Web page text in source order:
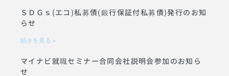
ＳＤＧｓ(エコ)私募債(銀行保証付私募債)発行のお知
らせ
続きを見る »
マイナビ就職セミナー合同会社説明会参加のお知ら
せ